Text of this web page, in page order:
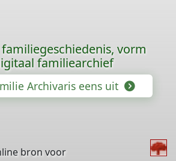
vorm
familiearchief
Archivaris eens uit
bron voor